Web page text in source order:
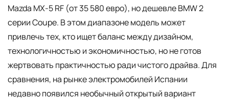
Mazda MX-5 RF (от 35 580 евро), но дешевле BMW 2
серии Coupe. В этом диапазоне модель может
привлечь тех, кто ищет баланс между дизайном,
технологичностью и экономичностью, но не готов
жертвовать практичностью ради чистого драйва. Для
сравнения, на рынке электромобилей Испании
недавно появился необычный открытый вариант